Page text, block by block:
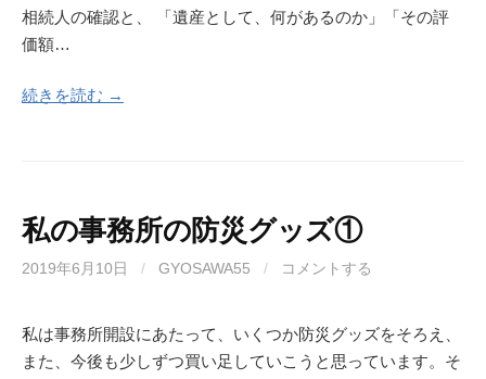
相続人の確認と、 「遺産として、何があるのか」「その評
価額…
続きを読む →
私の事務所の防災グッズ①
2019年6月10日 / GYOSAWA55 / コメントする
私は事務所開設にあたって、いくつか防災グッズをそろえ、
また、今後も少しずつ買い足していこうと思っています。そ